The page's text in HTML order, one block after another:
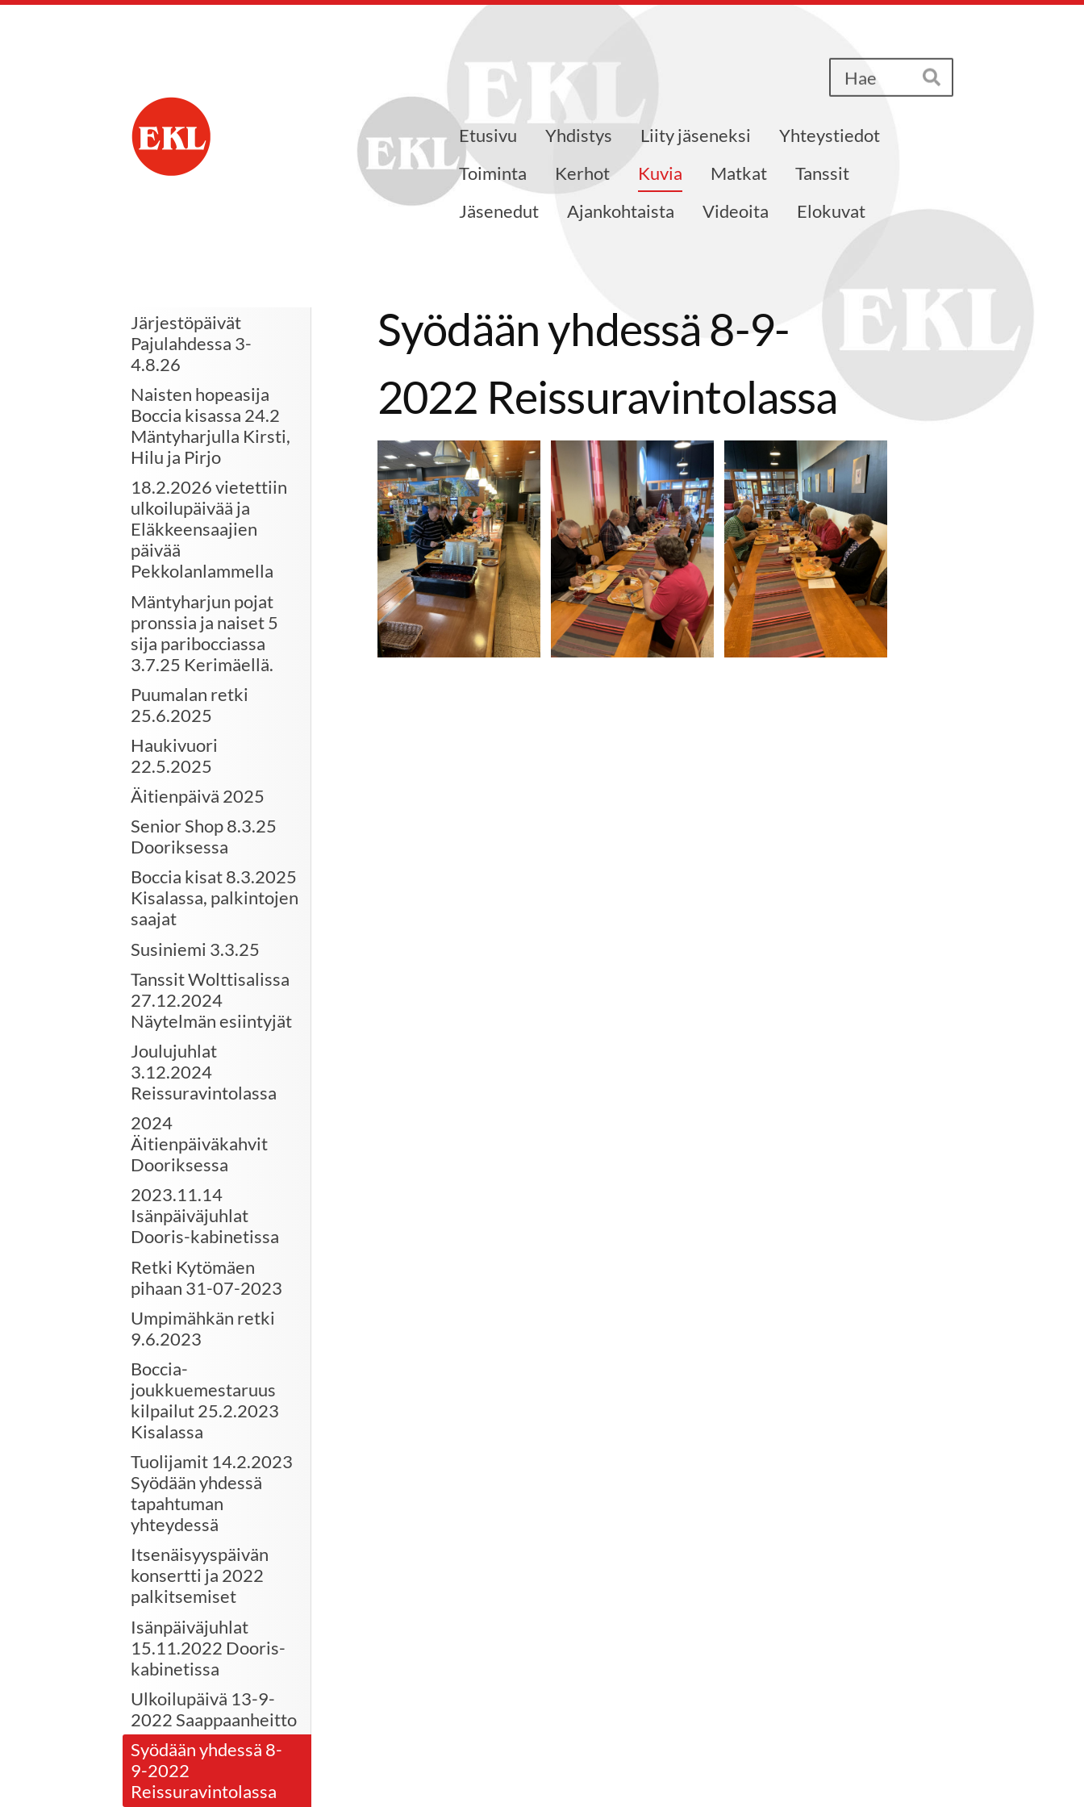
Hae
Mäntyharjun eläkkeensaajat ry
Etusivu Yhdistys Liity jäseneksi
Yhteystiedot
Toiminta
Kerhot Kuvia Matkat
Tanssit
Jäsenedut
Ajankohtaista Videoita Elokuvat
Järjestöpäivät
Pajulahdessa 3-
4.8.26
Naisten hopeasija
Boccia kisassa 24.2
Mäntyharjulla Kirsti,
Hilu ja Pirjo
18.2.2026 vietettiin
ulkoilupäivää ja
Eläkkeensaajien
päivää
Pekkolanlammella
Mäntyharjun pojat
pronssia ja naiset 5
sija paribocciassa
3.7.25 Kerimäellä.
Puumalan retki
25.6.2025
Haukivuori
22.5.2025
Äitienpäivä 2025
Senior Shop 8.3.25
Dooriksessa
Boccia kisat 8.3.2025
Kisalassa, palkintojen
saajat
Susiniemi 3.3.25
Tanssit Wolttisalissa
27.12.2024
Näytelmän esiintyjät
Joulujuhlat
3.12.2024
Reissuravintolassa
2024
Äitienpäiväkahvit
Dooriksessa
2023.11.14
Isänpäiväjuhlat
Dooris-kabinetissa
Retki Kytömäen
pihaan 31-07-2023
Umpimähkän retki
9.6.2023
Boccia-
joukkuemestaruus
kilpailut 25.2.2023
Kisalassa
Tuolijamit 14.2.2023
Syödään yhdessä
tapahtuman
yhteydessä
Itsenäisyyspäivän
konsertti ja 2022
palkitsemiset
Isänpäiväjuhlat
15.11.2022 Dooris-
kabinetissa
Ulkoilupäivä 13-9-
2022 Saappaanheitto
Syödään yhdessä 8-
9-2022
Reissuravintolassa
Syödään yhdessä 8-9-
2022 Reissuravintolassa